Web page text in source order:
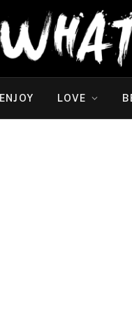
ENJOY LOVE